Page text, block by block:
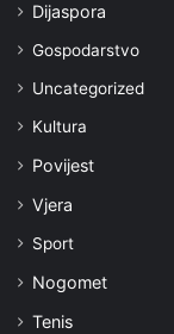
Dijaspora
Gospodarstvo
Uncategorized
Kultura
Povijest
Vjera
Sport
Nogomet
Tenis